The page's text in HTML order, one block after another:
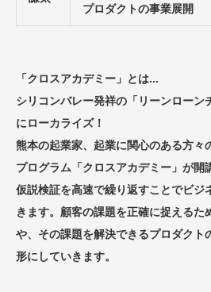
プロダクトの事業展開
「クロスアカデミー」とは…
シリコンバレー発祥の「リーンローン
にローカライズ！
熊本の起業家、起業に関心のある方々
プログラム「クロスアカデミー」が開
仮説検証を高速で繰り返すことでビジ
きます。顧客の課題を正確に捉えるた
や、その課題を解決できるプロダクト
形にしていきます。